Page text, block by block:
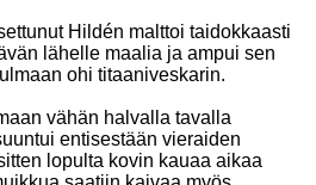
Hildén malttoi taidokkaasti
lähelle maalia ja ampui sen
ohi titaaniveskarin.
vähän halvalla tavalla
entisestään vieraiden
lopulta kovin kauaa aikaa